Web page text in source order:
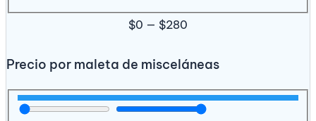
$0 — $280
Precio por maleta de misceláneas